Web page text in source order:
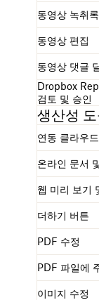
동영상 녹취
동영상 편집
동영상 댓글
Dropbox
검토 및 승인
생산성
연동 클라우
온라인 문서
웹 미리 보기
더하기 버튼
PDF 수정
PDF 파일에
이미지 수정